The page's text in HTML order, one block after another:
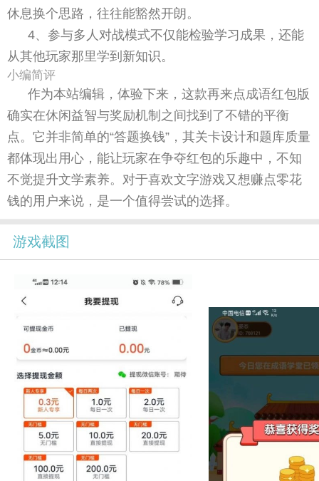
休息换个思路，往往能豁然开朗。
4、参与多人对战模式不仅能检验学习成果，还能
从其他玩家那里学到新知识。
小编简评
作为本站编辑，体验下来，这款再来点成语红包版
确实在休闲益智与奖励机制之间找到了不错的平衡
点。它并非简单的“答题换钱”，其关卡设计和题库质量
都体现出用心，能让玩家在争夺红包的乐趣中，不知
不觉提升文学素养。对于喜欢文字游戏又想赚点零花
钱的用户来说，是一个值得尝试的选择。
游戏截图